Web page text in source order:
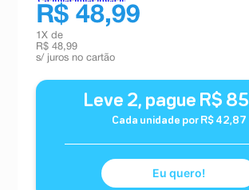
R$ 48,99
1 X de
R$ 48,99
s/ juros no cartão
Leve 2, pague R$ 85
Cada unidade por R$ 42,87
Eu quero!